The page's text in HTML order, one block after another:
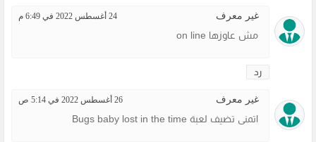
غير معرف 24 أغسطس 2022 في 6:49 م
مش عاوزها on line
رد
غير معرف 26 أغسطس 2022 في 5:14 ص
اتمنى تضيف لعبة Bugs baby lost in the time